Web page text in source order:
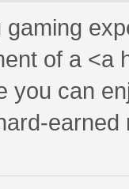
of a <a
you can
earned